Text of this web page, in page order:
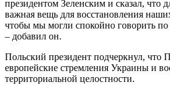
президентом Зеленским и сказал, что
важная вещь для восстановления
чтобы мы могли спокойно говорить
– добавил он.
Польский президент подчеркнул, что
европейские стремления Украины и
территориальной целостности.